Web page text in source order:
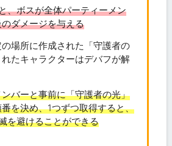
、ボスが全体パーティーメン
ダメージを与える
場所に作成された「守護者の
たキャラクターはデバフが解
バーと事前に「守護者の光」
を決め、1つずつ取得すると、
を避けることができる